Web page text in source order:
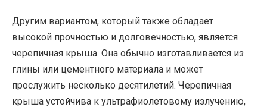
Другим вариантом, который также обладает
высокой прочностью и долговечностью, является
черепичная крыша. Она обычно изготавливается из
глины или цементного материала и может
прослужить несколько десятилетий. Черепичная
крыша устойчива к ультрафиолетовому излучению,